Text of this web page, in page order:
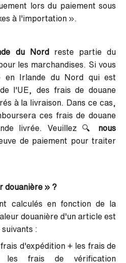
lors du paiement sous
à l'importation ».
du Nord
reste partie du
les marchandises. Si vous
en Irlande du Nord qui est
l'UE, des frais de douane
à la livraison. Dans ce cas,
ces frais de douane
livrée. Veuillez 🔍 nous
de paiement pour traiter
douanière » ?
calculés en fonction de la
douanière d'un article est
:
d'expédition + les frais de
les frais de vérification